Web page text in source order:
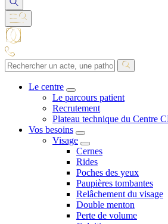
Le centre
Le parcours patient
Recrutement
Plateau technique du Centre
Vos besoins
Visage
Cernes
Rides
Poches des yeux
Paupières tombantes
Relâchement du visage
Double menton
Perte de volume